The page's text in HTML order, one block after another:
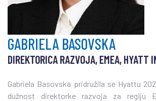
GABRIELA BASOVSKA
DIREKTORICA RAZVOJA, EMEA, HYATT
Gabriela Basovska pridružila se Hyattu
dužnost direktorke razvoja za regiju